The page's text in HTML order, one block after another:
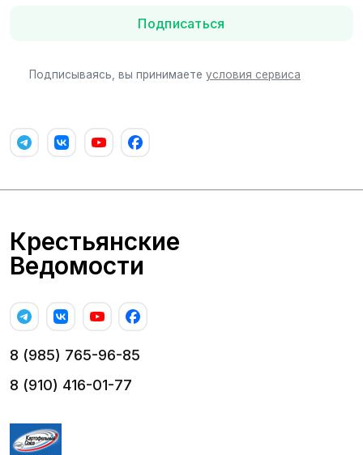
Подписаться
Подписываясь, вы принимаете условия сервиса
Крестьянские
Ведомости
8 (985) 765-96-85
8 (910) 416-01-77